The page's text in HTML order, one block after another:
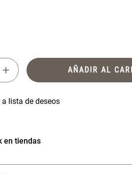
+ AÑADIR AL
en tiendas